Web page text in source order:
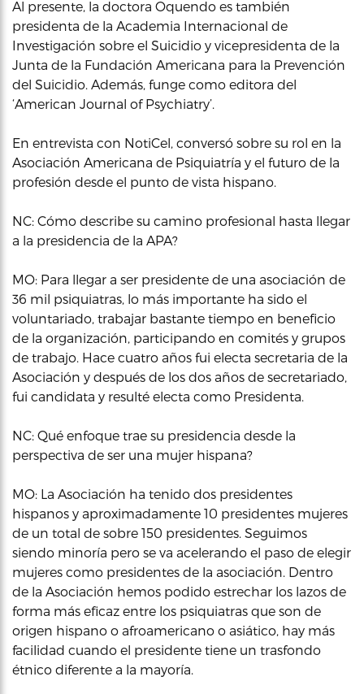
Al presente, la doctora Oquendo es también
presidenta de la Academia Internacional de
Investigación sobre el Suicidio y vicepresidenta de la
Junta de la Fundación Americana para la Prevención
del Suicidio. Además, funge como editora del
‘American Journal of Psychiatry’.
En entrevista con NotiCel, conversó sobre su rol en la
Asociación Americana de Psiquiatría y el futuro de la
profesión desde el punto de vista hispano.
NC: Cómo describe su camino profesional hasta llegar
a la presidencia de la APA?
MO: Para llegar a ser presidente de una asociación de
36 mil psiquiatras, lo más importante ha sido el
voluntariado, trabajar bastante tiempo en beneficio
de la organización, participando en comités y grupos
de trabajo. Hace cuatro años fui electa secretaria de la
Asociación y después de los dos años de secretariado,
fui candidata y resulté electa como Presidenta.
NC: Qué enfoque trae su presidencia desde la
perspectiva de ser una mujer hispana?
MO: La Asociación ha tenido dos presidentes
hispanos y aproximadamente 10 presidentes mujeres
de un total de sobre 150 presidentes. Seguimos
siendo minoría pero se va acelerando el paso de elegir
mujeres como presidentes de la asociación. Dentro
de la Asociación hemos podido estrechar los lazos de
forma más eficaz entre los psiquiatras que son de
origen hispano o afroamericano o asiático, hay más
facilidad cuando el presidente tiene un trasfondo
étnico diferente a la mayoría.